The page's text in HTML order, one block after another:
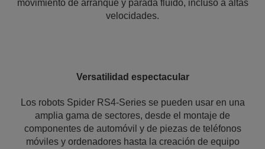
movimiento de arranque y parada fluido, incluso a altas
velocidades.
Versatilidad espectacular
Los robots Spider RS4-Series se pueden usar en una
amplia gama de sectores, desde el montaje de
componentes de automóvil y de piezas de teléfonos
móviles y ordenadores hasta la creación de equipo